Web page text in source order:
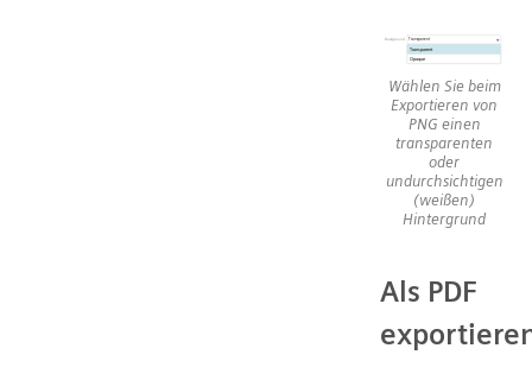
Wählen Sie beim
Exportieren von
PNG einen
transparenten
oder
undurchsichtigen
(weißen)
Hintergrund
Als PDF